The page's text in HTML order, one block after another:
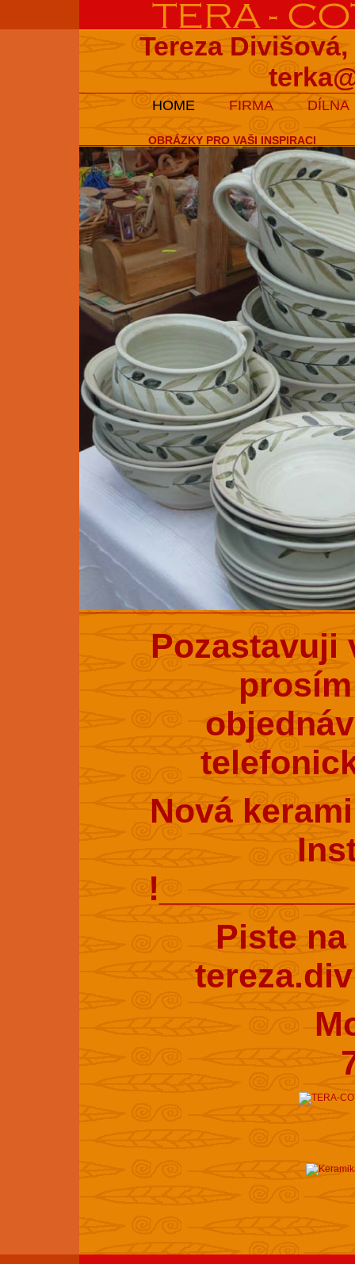
Tereza
HOME FIRMA DÍLNA
OBRÁZKY PRO VAŠI INSPIRACI
Pozastavuji
Nová
Piste
Mobil :